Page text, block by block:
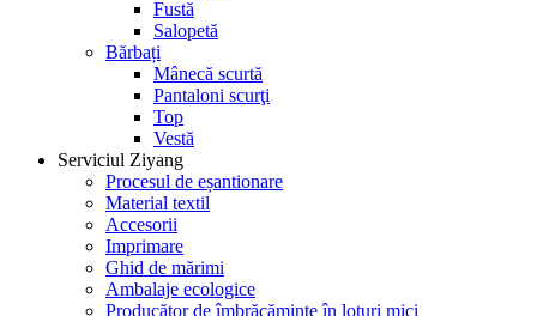
Fustă
Salopetă
Bărbați
Mânecă scurtă
Pantaloni scurţi
Top
Vestă
Serviciul Ziyang
Procesul de eșantionare
Material textil
Accesorii
Imprimare
Ghid de mărimi
Ambalaje ecologice
Producător de îmbrăcăminte în loturi mici